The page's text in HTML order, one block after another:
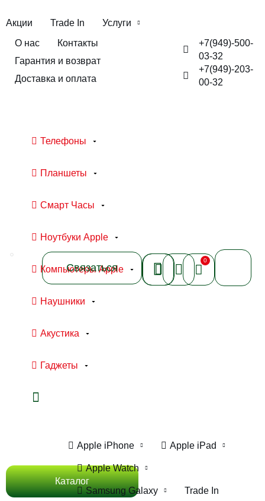
Акции Trade In
Услуги
О нас
Контакты
Гарантия и возврат
Доставка и оплата
+7(949)-500-
03-32
+7(949)-203-
00-32
Телефоны
Планшеты
Смарт Часы
Ноутбуки Apple
Компьютеры Apple
Наушники
Акустика
Гаджеты
Связаться
0
Каталог
Apple iPhone Apple iPad
Apple Watch
Samsung Galaxy Trade In